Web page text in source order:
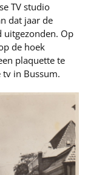
TV studio
dat jaar de
Op
de hoek
plaquette te
in Bussum.